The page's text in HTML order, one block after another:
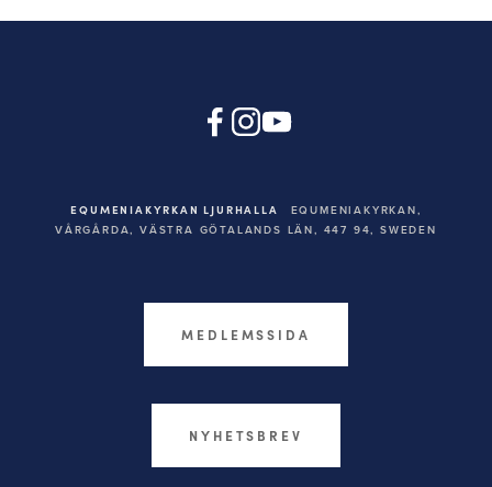
EQUMENIAKYRKAN LJURHALLA
EQUMENIAKYRKAN,
VÅRGÅRDA, VÄSTRA GÖTALANDS LÄN, 447 94, SWEDEN
MEDLEMSSIDA
NYHETSBREV